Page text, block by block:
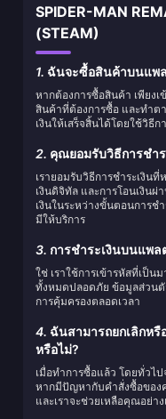
SPIDER-MAN
(STEAM)
1. ฉันจะซื้อสินค้าบนแพ
หากต้องการซื้อสินค้า เพียง
สินค้าที่ต้องการซื้อ และทำต
เงินให้เสร็จสิ้นได้โดยใช้วิธี
2. คุณยอมรับวิธีการชำ
เรายอมรับวิธีการชำระเงิน
เงินดิจิทัล และการโอนเงินผ่
เงินในระหว่างขั้นตอนการช
มีให้บริการ
3. การชำระเงินบนแพ
ใช่ เราใช้การเข้ารหัสที่เป็น
ทั้งหมดปลอดภัย ข้อมูลส่วนตั
การคุ้มครองตลอดเวลา
4. ฉันสามารถยกเลิกห
หรือไม่?
เมื่อทำการซื้อแล้ว โดยทั่วไ
หากมีปัญหากับคำสั่งซื้อของ
และเราจะช่วยเหลือคุณอย่า